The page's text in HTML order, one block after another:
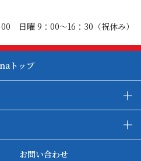
日曜 9：00～16：30（祝休み）
トップ
ena国立タワー竣工
お問い合わせ